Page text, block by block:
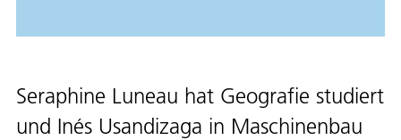
Seraphine Luneau hat Geografie studiert
und Inés Usandizaga in Maschinenbau